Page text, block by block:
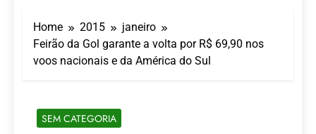
nos aeroportos da
Região Sul
7 De Agosto De 2026
Hotel Premium
Campinas fortalece
Home 2015
janeiro
Feirão da Gol garante a volta por R$ 69,90 nos
voos nacionais e da América do Sul
SEM CATEGORIA